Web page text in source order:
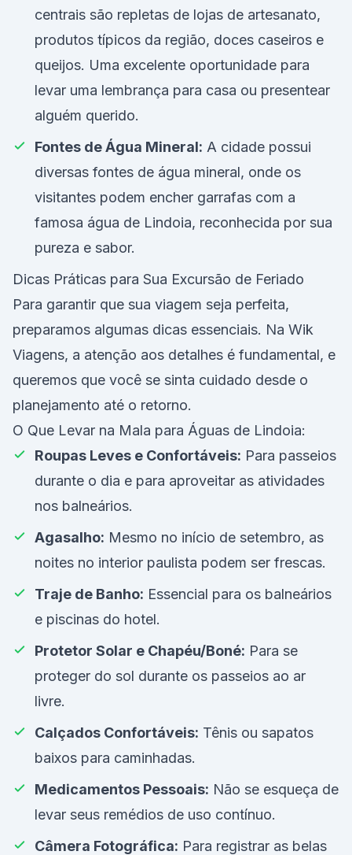
centrais são repletas de lojas de artesanato,
produtos típicos da região, doces caseiros e
queijos. Uma excelente oportunidade para
levar uma lembrança para casa ou presentear
alguém querido.
Fontes de Água Mineral: A cidade possui
diversas fontes de água mineral, onde os
visitantes podem encher garrafas com a
famosa água de Lindoia, reconhecida por sua
pureza e sabor.
Dicas Práticas para Sua Excursão de Feriado
Para garantir que sua viagem seja perfeita,
preparamos algumas dicas essenciais. Na Wik
Viagens, a atenção aos detalhes é fundamental, e
queremos que você se sinta cuidado desde o
planejamento até o retorno.
O Que Levar na Mala para Águas de Lindoia:
Roupas Leves e Confortáveis: Para passeios
durante o dia e para aproveitar as atividades
nos balneários.
Agasalho: Mesmo no início de setembro, as
noites no interior paulista podem ser frescas.
Traje de Banho: Essencial para os balneários
e piscinas do hotel.
Protetor Solar e Chapéu/Boné: Para se
proteger do sol durante os passeios ao ar
livre.
Calçados Confortáveis: Tênis ou sapatos
baixos para caminhadas.
Medicamentos Pessoais: Não se esqueça de
levar seus remédios de uso contínuo.
Câmera Fotográfica: Para registrar as belas